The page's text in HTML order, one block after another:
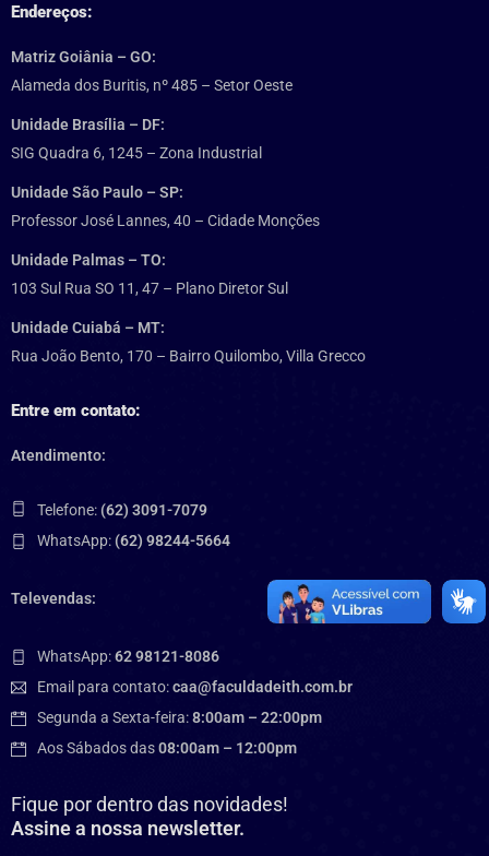
Endereços:
Matriz Goiânia – GO:
Alameda dos Buritis, nº 485 – Setor Oeste
Unidade Brasília – DF:
SIG Quadra 6, 1245 – Zona Industrial
Unidade São Paulo – SP:
Professor José Lannes, 40 – Cidade Monções
Unidade Palmas – TO:
103 Sul Rua SO 11, 47 – Plano Diretor Sul
Unidade Cuiabá – MT:
Rua João Bento, 170 – Bairro Quilombo, Villa Grecco
Entre em contato:
Atendimento:
Telefone: (62) 3091-7079
WhatsApp: (62) 98244-5664
Televendas:
WhatsApp:62 98121-8086
Email para contato:caa@faculdadeith.com.br
Segunda a Sexta-feira:8:00am – 22:00pm
Aos Sábados das08:00am – 12:00pm
Fique por dentro das novidades!
Assine a nossa newsletter.